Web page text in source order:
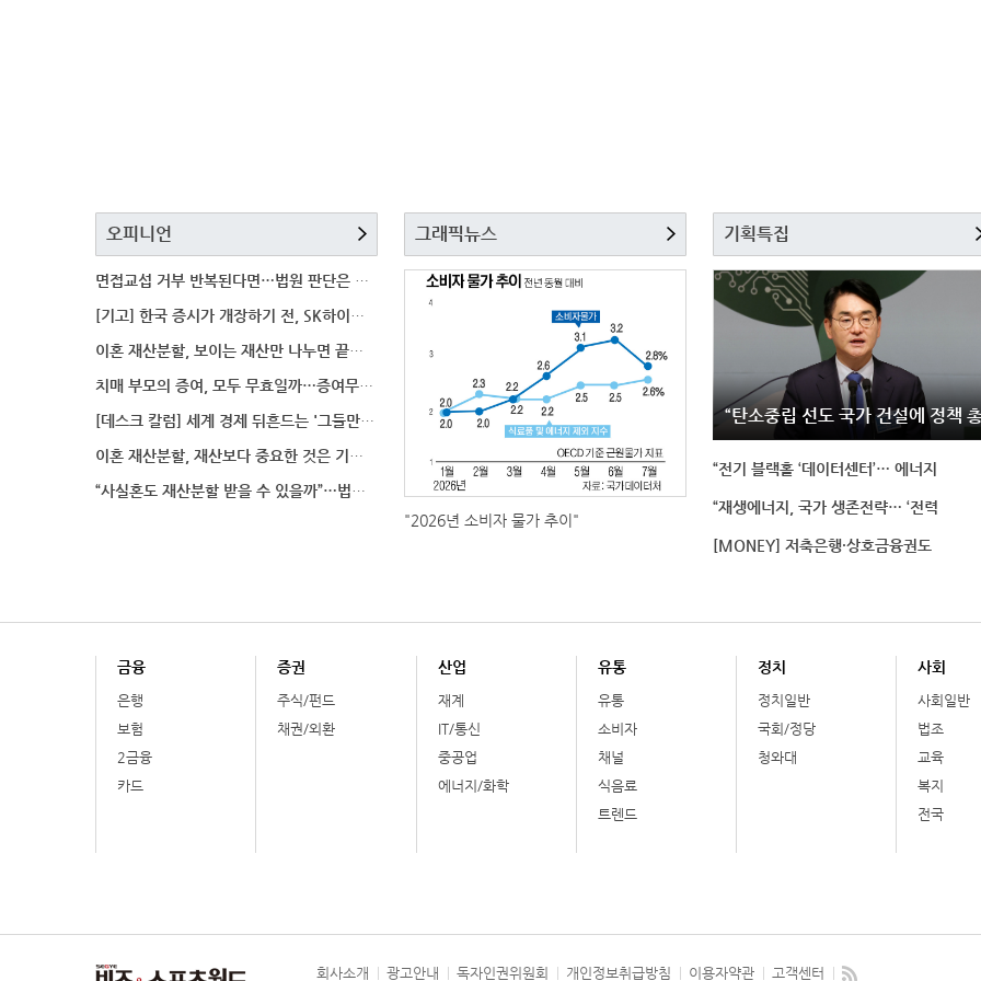
오피니언
면접교섭 거부 반복된다면…법원 판단은 달라질까
[기고] 한국 증시가 개장하기 전, SK하이닉스 가격은
이혼 재산분할, 보이는 재산만 나누면 끝일까…숨겨진 자
치매 부모의 증여, 모두 무효일까…증여무효 분쟁에서 법
[데스크 칼럼] 세계 경제 뒤흔드는 '그들만의 언어'
이혼 재산분할, 재산보다 중요한 것은 기여도 입증
“사실혼도 재산분할 받을 수 있을까”…법원이 살펴보는
그래픽뉴스
"2026년 소비자 물가 추이"
기획특집
“탄소중립 선도 국가 건설에 정책
“전기 블랙홀 ‘데이터센터’… 에너지
“재생에너지, 국가 생존전략… ‘전력
[MONEY] 저축은행·상호금융권도
금융
은행
보험
2금융
카드
증권
주식/펀드
채권/외환
산업
재계
IT/통신
중공업
에너지/화학
유통
유통
소비자
채널
식음료
트렌드
정치
정치일반
국회/정당
청와대
사회
사회일반
법조
교육
복지
전국
회사소개 광고안내 독자인권위원회 개인정보취급방침 이용자약관 고객센터